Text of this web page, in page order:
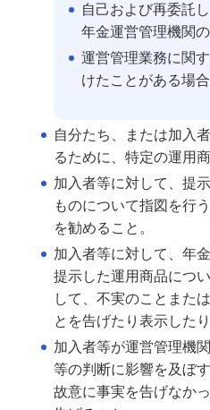
みずほ銀行について
自己および再委託
年金運営管理機関
運営管理業務に関
けたことがある場
自分たち、または加入
るために、特定の運用
加入者等に対して、提
ものについて指図を行
を勧めること。
加入者等に対して、年
提示した運用商品につ
して、不実のことまた
とを告げたり表示した
加入者等が運営管理機
等の判断に影響を及ぼ
故意に事実を告げなか